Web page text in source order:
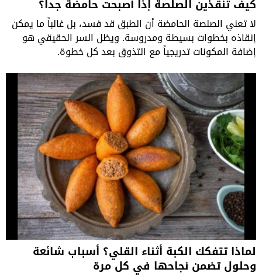
كيف تنقذين الصلصة إذا أصبحت حامضة جداً؟
لا تعني الصلصة الحامضة أن الطبق قد فسد، بل غالباً ما يمكن
إنقاذه بخطوات بسيطة ومدروسة. ويظل السر الحقيقي هو
إضافة المكونات تدريجياً مع التذوق بعد كل خطوة.
لماذا تتفكك الكبة أثناء القلي؟ أسباب شائعة
وحلول تضمن نجاحها في كل مرة